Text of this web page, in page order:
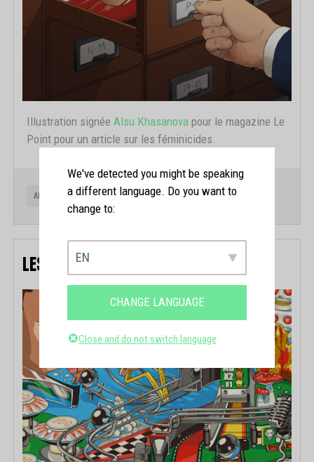
Illustration signée Alsu Khasanova pour le magazine Le
Point pour un article sur les féminicides.
ALSU KHASANOVA FÉVRIER 2026
LES ECHOS WEEK-END
We've detected you might be speaking
a different language. Do you want to
change to:
EN
CHANGE LANGUAGE
Close and do not switch language